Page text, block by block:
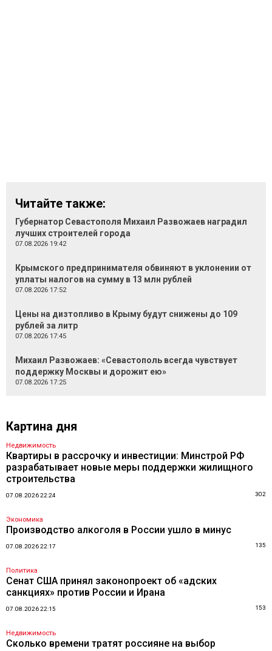
Читайте также:
Губернатор Севастополя Михаил Развожаев наградил
лучших строителей города
07.08.2026 19:42
Крымского предпринимателя обвиняют в уклонении от
уплаты налогов на сумму в 13 млн рублей
07.08.2026 17:52
Цены на дизтопливо в Крыму будут снижены до 109
рублей за литр
07.08.2026 17:45
Михаил Развожаев: «Севастополь всегда чувствует
поддержку Москвы и дорожит ею»
07.08.2026 17:25
Картина дня
Недвижимость
Квартиры в рассрочку и инвестиции: Минстрой РФ
разрабатывает новые меры поддержки жилищного
строительства
07.08.2026 22:24 302
Экономика
Производство алкоголя в России ушло в минус
07.08.2026 22:17 135
Политика
Сенат США принял законопроект об «адских
санкциях» против России и Ирана
07.08.2026 22:15 153
Недвижимость
Сколько времени тратят россияне на выбор